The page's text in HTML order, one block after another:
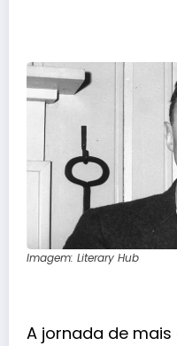
Imagem: Literary Hub
A jornada de